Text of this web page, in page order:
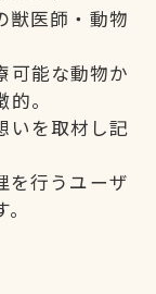
獣医師・動物
可能な動物か
。
いを取材し記
を行うユーザ